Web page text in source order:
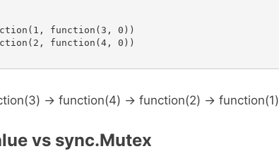
function(3, 0))
function(4, 0))
-> function(4) -> function(2) -> function(1)
vs sync.Mutex